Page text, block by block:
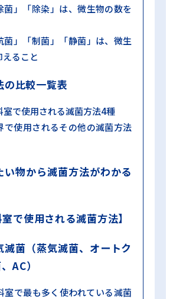
」「除染」は、微生物の数を
」「制菌」「静菌」は、微生
ること
の比較一覧表
室で使用される滅菌方法4種
で使用されるその他の滅菌方法
い物から滅菌方法がわかる
室で使用される滅菌方法】
滅菌（蒸気滅菌、オートク
AC）
室で最も多く使われている滅菌